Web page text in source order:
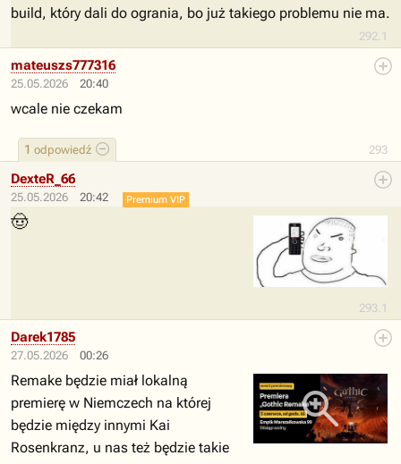
292.1
build, który dali do ogrania, bo już takiego problemu nie ma.
25.05.2026 20:40
293
1 odpowiedź
mateuszs777316
wcale nie czekam
25.05.2026 20:42
293.1
DexteR_66
Premium VIP
🤠
27.05.2026 00:26
Darek1785
Remake będzie miał lokalną
premierę w Niemczech na której
będzie między innymi Kai
Rosenkranz, u nas też będzie takie